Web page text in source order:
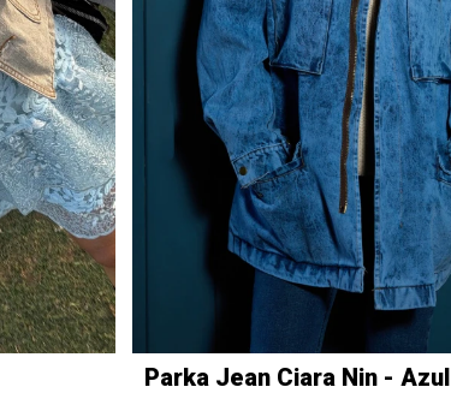
Parka Jean Ciara Nin - Azul